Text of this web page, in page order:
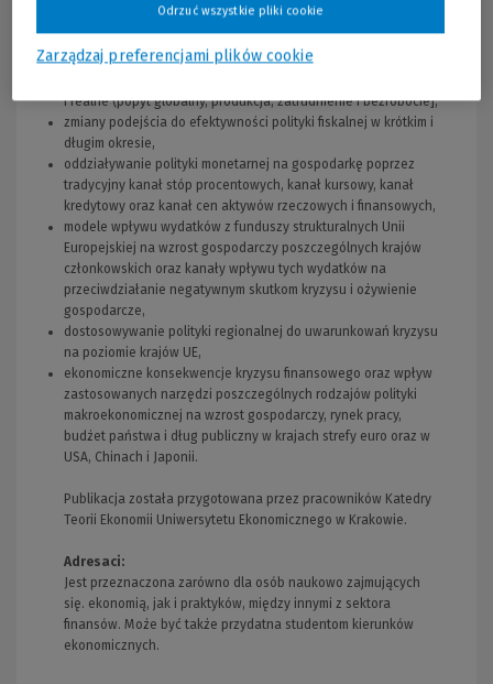
ścieżki transmisji cykli koniunkturalnych w ujęciu
międzynarodowym,
oddziaływanie kryzysów gospodarczych na zmienne
i realne (popyt globalny, produkcja, zatrudnienie i bezrobocie],
zmiany podejścia do efektywności polityki fiskalnej w krótkim i
długim okresie,
oddziaływanie polityki monetarnej na gospodarkę poprzez
tradycyjny kanał stóp procentowych, kanał kursowy, kanał
kredytowy oraz kanał cen aktywów rzeczowych i finansowych,
modele wpływu wydatków z funduszy strukturalnych Unii
Europejskiej na wzrost gospodarczy poszczególnych krajów
członkowskich oraz kanały wpływu tych wydatków na
przeciwdziałanie negatywnym skutkom kryzysu i ożywienie
gospodarcze,
dostosowywanie polityki regionalnej do uwarunkowań kryzysu
na poziomie krajów UE,
ekonomiczne konsekwencje kryzysu finansowego oraz wpływ
zastosowanych narzędzi poszczególnych rodzajów polityki
makroekonomicznej na wzrost gospodarczy, rynek pracy,
budżet państwa i dług publiczny w krajach strefy euro oraz w
USA, Chinach i Japonii.
Publikacja została przygotowana przez pracowników Katedry
Teorii Ekonomii Uniwersytetu Ekonomicznego w Krakowie.
Adresaci:
Jest przeznaczona zarówno dla osób naukowo zajmujących
się. ekonomią, jak i praktyków, między innymi z sektora
finansów. Może być także przydatna studentom kierunków
ekonomicznych.
Zarządzaj preferencjami plików cookie
Odrzuć wszystkie pliki cookie